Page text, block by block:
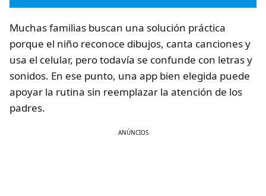
Muchas familias buscan una solución práctica
porque el niño reconoce dibujos, canta canciones y
usa el celular, pero todavía se confunde con letras y
sonidos. En ese punto, una app bien elegida puede
apoyar la rutina sin reemplazar la atención de los
padres.
ANÚNCIOS